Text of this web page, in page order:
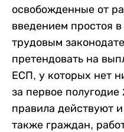
освобожденные от
введением простоя в
трудовым
претендовать на
ЕСП, у которых нет
за первое полугодие
правила действуют
также граждан,